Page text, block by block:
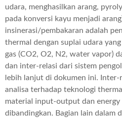
udara, menghasilkan arang,
pada konversi kayu menjadi
insinerasi/pembakaran adalah
thermal dengan suplai udara
gas (CO2, O2, N2, water vapor)
dan inter-relasi dari sistem
lebih lanjut di dokumen ini.
analisa terhadap teknologi
material input-output dan
dibandingkan. Bagian lain dalam